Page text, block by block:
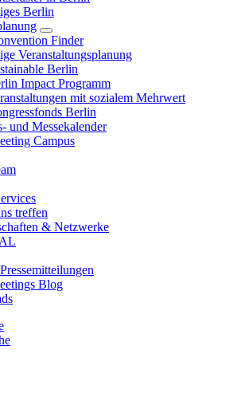
Berlin
Finder
Veranstaltungsplanung
Berlin
Impact Programm
mit sozialem Mehrwert
Berlin
und Messekalender
Campus
treffen
& Netzwerke
Blog